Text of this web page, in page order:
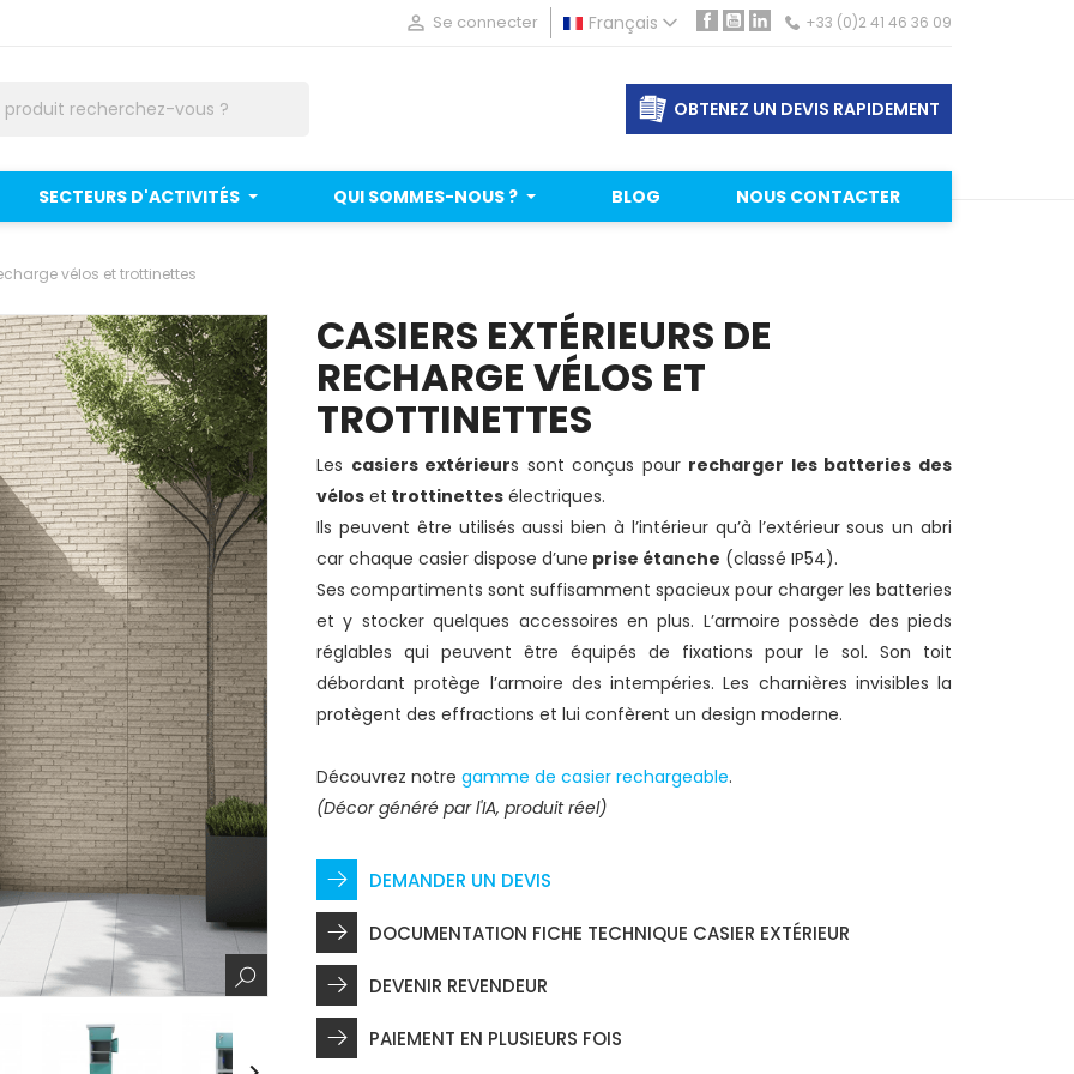
 Se connecter Français Facebook
YouTube
LinkedIn+33 (0)2 41 46 36 09
OBTENEZ UN DEVIS RAPIDEMENT
SECTEURS D'ACTIVITÉS QUI SOMMES-NOUS ? BLOG NOUS CONTACTER
vélos et trottinettes
CASIERS EXTÉRIEURS DE
RECHARGE VÉLOS ET
TROTTINETTES
Les casiers extérieurs sont conçus pour recharger les batteries des
vélos et trottinettes électriques.
Ils peuvent être utilisés aussi bien à l’intérieur qu’à l’extérieur sous un abri
car chaque casier dispose d’une prise étanche (classé IP54).
Ses compartiments sont suffisamment spacieux pour charger les batteries
et y stocker quelques accessoires en plus. L’armoire possède des pieds
réglables qui peuvent être équipés de fixations pour le sol. Son toit
débordant protège l’armoire des intempéries. Les charnières invisibles la
protègent des effractions et lui confèrent un design moderne.
Découvrez notre gamme de casier rechargeable.
(Décor généré par l'IA, produit réel)
DEMANDER UN DEVIS
DOCUMENTATION FICHE TECHNIQUE CASIER EXTÉRIEUR
DEVENIR REVENDEUR
PAIEMENT EN PLUSIEURS FOIS